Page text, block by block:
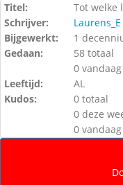
Titel:
Tot welke
Schrijver:
Laurens_E
Bijgewerkt:
1
Gedaan:
58 totaal
0 vandaag
Leeftijd:
AL
Kudos:
0 totaal
0 deze
0 vandaag